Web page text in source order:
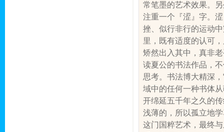
常笔墨的艺术效果。
注重一个『涩』字。
挫、似行非行的运动
里，既有适度的认可
矫然出入其中，真非
读夏公的书法作品，
思考。书法博大精深
域中的任何一种书体
开绵延五千年之久的
浅薄的，所以孤立地
这门国粹艺术，最终